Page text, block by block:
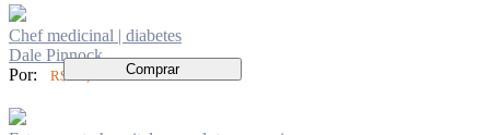
Chef medicinal | diabetes
Dale Pinnock
Por:
R$ 84,00 Comprar